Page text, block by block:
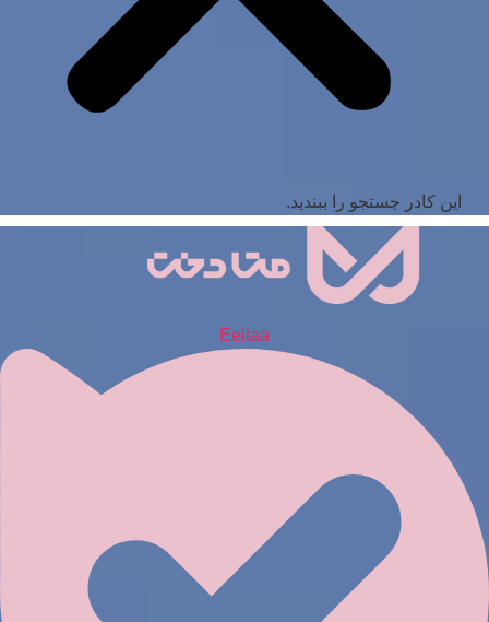
این کادر جستجو را ببندید.
Eeitaa